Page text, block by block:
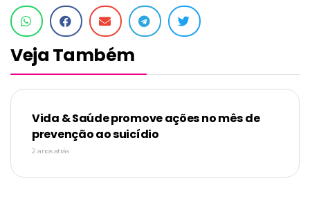
Veja Também
Vida & Saúde promove ações no mês de
prevenção ao suicídio
2 anos atrás